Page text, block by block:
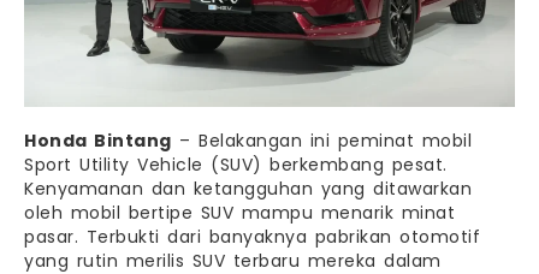
Honda Bintang – Belakangan ini peminat mobil
Sport Utility Vehicle (SUV) berkembang pesat.
Kenyamanan dan ketangguhan yang ditawarkan
oleh mobil bertipe SUV mampu menarik minat
pasar. Terbukti dari banyaknya pabrikan otomotif
yang rutin merilis SUV terbaru mereka dalam